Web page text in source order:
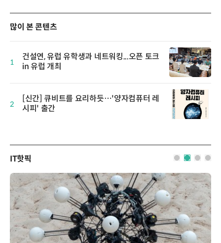
많이 본 콘텐츠
1
건설연, 유럽 유학생과 네트워킹...오픈 토크
in 유럽 개최
2
[신간] 큐비트를 요리하듯…'양자컴퓨터 레
시피' 출간
IT핫픽